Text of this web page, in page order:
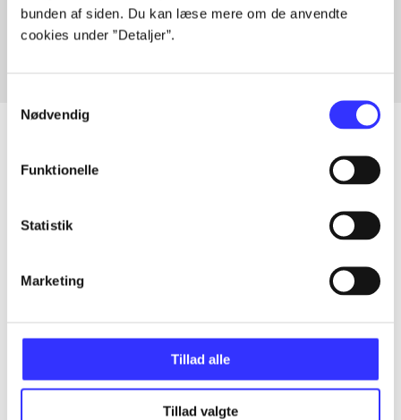
bunden af siden. Du kan læse mere om de anvendte
cookies under ”Detaljer”.
Nødvendig
Funktionelle
Statistik
Marketing
Tillad alle
Tillad valgte
Fra
...